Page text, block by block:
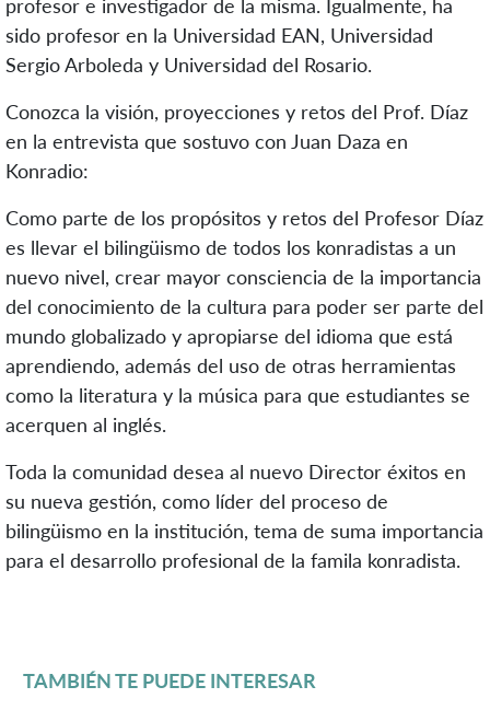
profesor e investigador de la misma. Igualmente, ha
sido profesor en la Universidad EAN, Universidad
Sergio Arboleda y Universidad del Rosario.
Conozca la visión, proyecciones y retos del Prof. Díaz
en la entrevista que sostuvo con Juan Daza en
Konradio:
Como parte de los propósitos y retos del Profesor Díaz
es llevar el bilingüismo de todos los konradistas a un
nuevo nivel, crear mayor consciencia de la importancia
del conocimiento de la cultura para poder ser parte del
mundo globalizado y apropiarse del idioma que está
aprendiendo, además del uso de otras herramientas
como la literatura y la música para que estudiantes se
acerquen al inglés.
Toda la comunidad desea al nuevo Director éxitos en
su nueva gestión, como líder del proceso de
bilingüismo en la institución, tema de suma importancia
para el desarrollo profesional de la famila konradista.
TAMBIÉN TE PUEDE INTERESAR